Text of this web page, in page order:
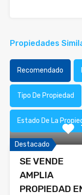
Propiedades
Recomendado
Tipo De Propiedad
Estado De La
Destacado
SE VENDE
AMPLIA
PROPIEDAD